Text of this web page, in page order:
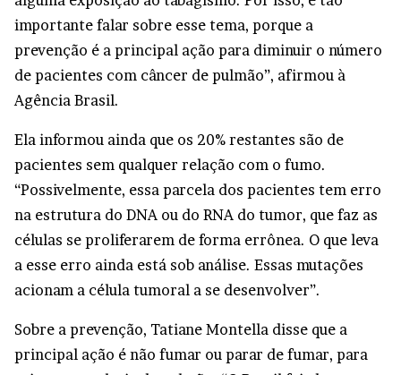
importante falar sobre esse tema, porque a
prevenção é a principal ação para diminuir o número
de pacientes com câncer de pulmão”, afirmou à
Agência Brasil.
Ela informou ainda que os 20% restantes são de
pacientes sem qualquer relação com o fumo.
“Possivelmente, essa parcela dos pacientes tem erro
na estrutura do DNA ou do RNA do tumor, que faz as
células se proliferarem de forma errônea. O que leva
a esse erro ainda está sob análise. Essas mutações
acionam a célula tumoral a se desenvolver”.
Sobre a prevenção, Tatiane Montella disse que a
principal ação é não fumar ou parar de fumar, para